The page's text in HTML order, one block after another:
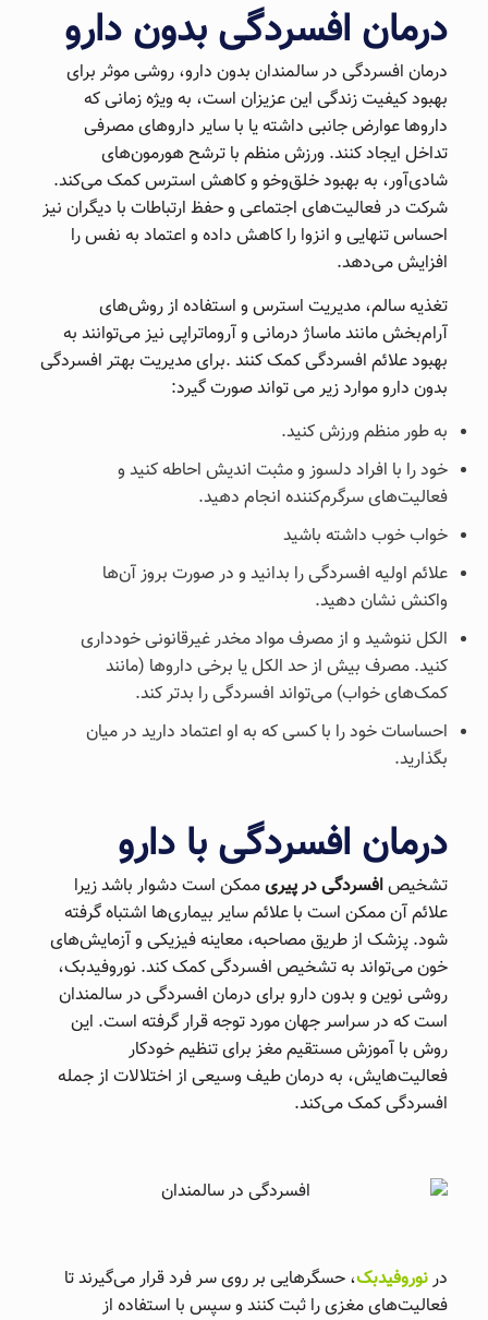
درمان افسردگی بدون دارو
درمان افسردگی در سالمندان بدون دارو، روشی موثر برای
بهبود کیفیت زندگی این عزیزان است، به ویژه زمانی که
داروها عوارض جانبی داشته یا با سایر داروهای مصرفی
تداخل ایجاد کنند. ورزش منظم با ترشح هورمون‌های
شادی‌آور، به بهبود خلق‌وخو و کاهش استرس کمک می‌کند.
شرکت در فعالیت‌های اجتماعی و حفظ ارتباطات با دیگران نیز
احساس تنهایی و انزوا را کاهش داده و اعتماد به نفس را
افزایش می‌دهد.
تغذیه سالم، مدیریت استرس و استفاده از روش‌های
آرام‌بخش مانند ماساژ درمانی و آروماتراپی نیز می‌توانند به
بهبود علائم افسردگی کمک کنند .برای مدیریت بهتر افسردگی
بدون دارو موارد زیر می تواند صورت گیرد:
به طور منظم ورزش کنید.
خود را با افراد دلسوز و مثبت اندیش احاطه کنید و
فعالیت‌های سرگرم‌کننده انجام دهید.
خواب خوب داشته باشید
علائم اولیه افسردگی را بدانید و در صورت بروز آن‌ها
واکنش نشان دهید.
الکل ننوشید و از مصرف مواد مخدر غیرقانونی خودداری
کنید. مصرف بیش از حد الکل یا برخی داروها (مانند
کمک‌های خواب) می‌تواند افسردگی را بدتر کند.
احساسات خود را با کسی که به او اعتماد دارید در میان
بگذارید.
درمان افسردگی با دارو
تشخیصافسردگی در پیریممکن است دشوار باشد زیرا
علائم آن ممکن است با علائم سایر بیماری‌ها اشتباه گرفته
شود. پزشک از طریق مصاحبه، معاینه فیزیکی و آزمایش‌های
خون می‌تواند به تشخیص افسردگی کمک کند. نوروفیدبک،
روشی نوین و بدون دارو برای درمان افسردگی در سالمندان
است که در سراسر جهان مورد توجه قرار گرفته است. این
روش با آموزش مستقیم مغز برای تنظیم خودکار
فعالیت‌هایش، به درمان طیف وسیعی از اختلالات از جمله
افسردگی کمک می‌کند.
درنوروفیدبک، حسگرهایی بر روی سر فرد قرار می‌گیرند تا
فعالیت‌های مغزی را ثبت کنند و سپس با استفاده از